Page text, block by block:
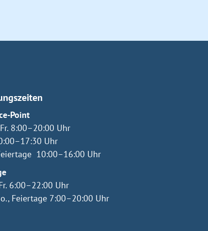
Point
8:00–20:00 Uhr
Uhr
10:00–16:00 Uhr
6:00–22:00 Uhr
Feiertage 7:00–20:00 Uhr